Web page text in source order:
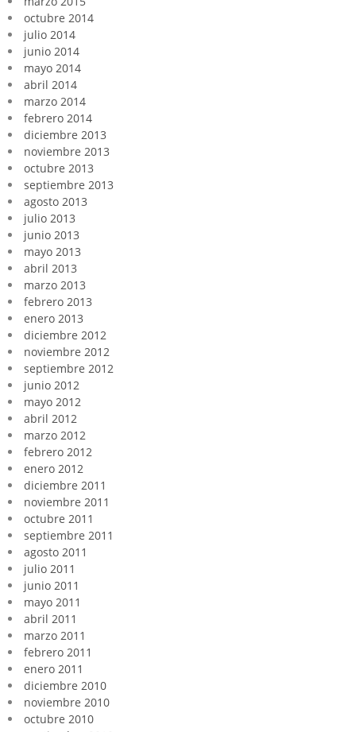
octubre 2014
julio 2014
junio 2014
mayo 2014
abril 2014
marzo 2014
febrero 2014
diciembre 2013
noviembre 2013
octubre 2013
septiembre 2013
agosto 2013
julio 2013
junio 2013
mayo 2013
abril 2013
marzo 2013
febrero 2013
enero 2013
diciembre 2012
noviembre 2012
septiembre 2012
junio 2012
mayo 2012
abril 2012
marzo 2012
febrero 2012
enero 2012
diciembre 2011
noviembre 2011
octubre 2011
septiembre 2011
agosto 2011
julio 2011
junio 2011
mayo 2011
abril 2011
marzo 2011
febrero 2011
enero 2011
diciembre 2010
noviembre 2010
octubre 2010